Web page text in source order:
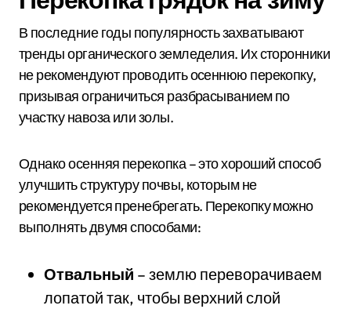
В последние годы популярность захватывают
тренды органического земледелия. Их сторонники
не рекомендуют проводить осеннюю перекопку,
призывая ограничиться разбрасыванием по
участку навоза или золы.
Однако осенняя перекопка – это хороший способ
улучшить структуру почвы, которым не
рекомендуется пренебрегать. Перекопку можно
выполнять двумя способами:
Отвальный – землю переворачиваем
лопатой так, чтобы верхний слой